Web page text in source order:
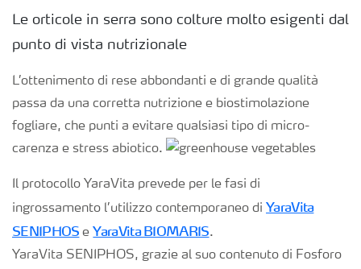
Le orticole in serra sono colture molto esigenti dal
punto di vista nutrizionale
L’ottenimento di rese abbondanti e di grande qualità
passa da una corretta nutrizione e biostimolazione
fogliare, che punti a evitare qualsiasi tipo di micro-
carenza e stress abiotico.
Il protocollo YaraVita prevede per le fasi di
ingrossamento l’utilizzo contemporaneo di YaraVita
SENIPHOS e YaraVita BIOMARIS.
YaraVita SENIPHOS, grazie al suo contenuto di Fosforo